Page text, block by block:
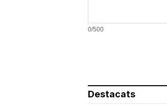
0/500
Destacats